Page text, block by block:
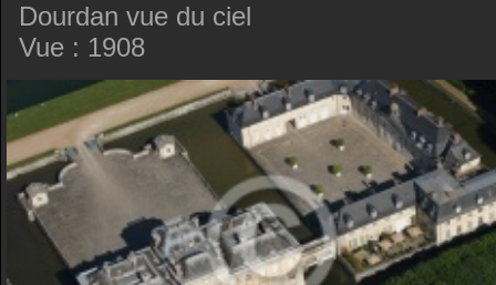
Dourdan vue du ciel
Vue : 1908